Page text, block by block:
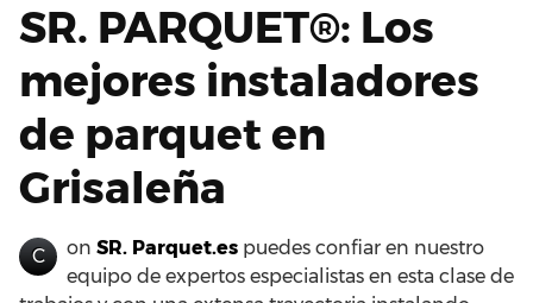
SR. PARQUET®: Los
mejores instaladores
de parquet en
Grisaleña
C on SR. Parquet.es puedes confiar en nuestro
equipo de expertos especialistas en esta clase de